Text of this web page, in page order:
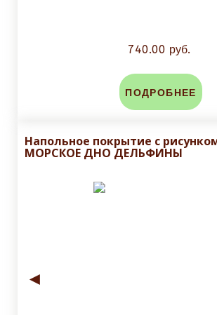
740.00 руб.
ПОДРОБНЕЕ
Напольное покрытие с
МОРСКОЕ ДНО ДЕЛЬФИНЫ
◄